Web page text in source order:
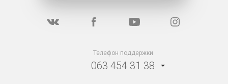
Телефон поддержки
063 454 31 38